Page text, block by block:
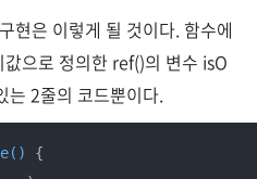
현은 이렇게 될 것이다. 함수에
으로 정의한 ref()의 변수 isO
2줄의 코드뿐이다.
( ) {